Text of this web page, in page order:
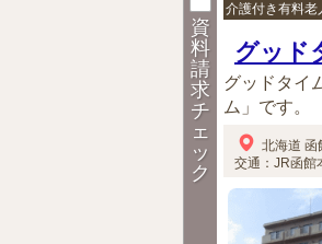
資
料
請
求
チ
ェ
ッ
ク
介護付き有料老
グッド
グッドタイ
ム」です。
北海道 函
交通：JR函館